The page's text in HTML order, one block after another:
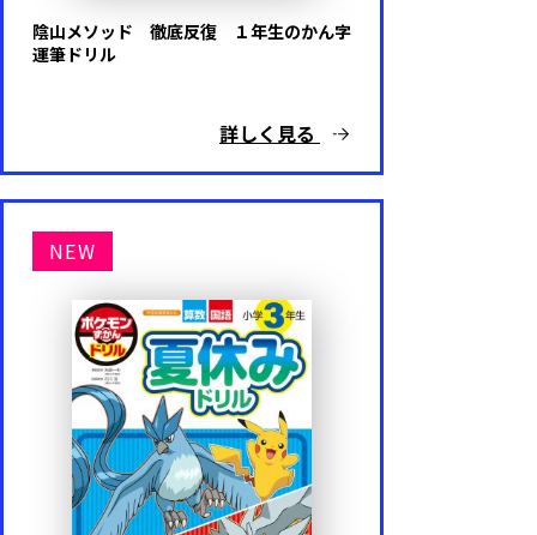
陰山メソッド 徹底反復 １年生のかん字
運筆ドリル
詳しく見る
NEW